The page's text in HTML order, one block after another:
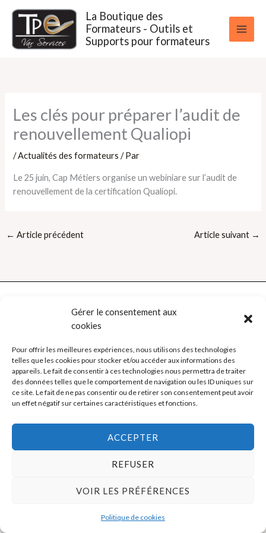
Gérer le consentement aux
cookies
Pour offrir les meilleures expériences, nous utilisons des technologies
telles que les cookies pour stocker et/ou accéder aux informations des
appareils. Le fait de consentir à ces technologies nous permettra de traiter
des données telles que le comportement de navigation ou les ID uniques sur
ce site. Le fait de ne pas consentir ou de retirer son consentement peut avoir
un effet négatif sur certaines caractéristiques et fonctions.
ACCEPTER
REFUSER
VOIR LES PRÉFÉRENCES
Politique de cookies
contenu
La Boutique des
Formateurs - Outils et
Supports pour formateurs
Les clés pour préparer l’audit de
renouvellement Qualiopi
/Actualités des formateurs / Par
Le 25 juin, Cap Métiers organise un webiniare sur l’audit de
renouvellement de la certification Qualiopi.
← Article précédent Article suivant →
Politique de cookies (UE)
Mentions légales
Copyright © 2026 La Boutique des Formateurs - Outils et Supports
pour formateurs